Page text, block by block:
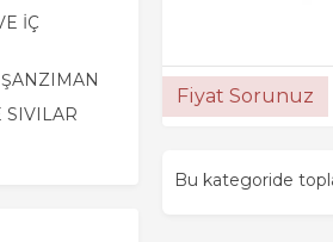
İÇ
SIVILAR
Fiyat Sorunuz
Bu kategoride